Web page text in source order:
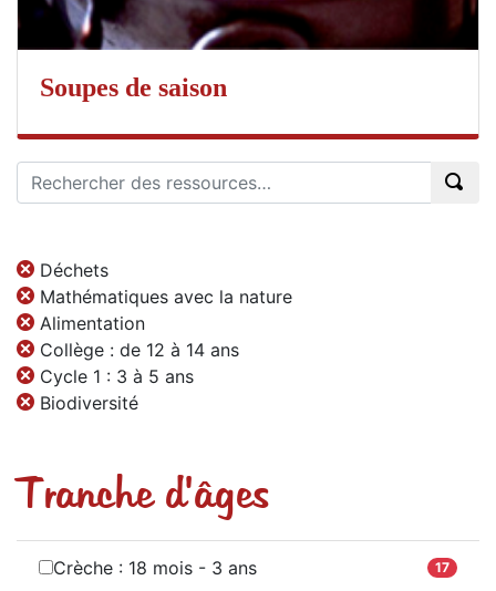
Soupes de saison
Déchets
Mathématiques avec la nature
Alimentation
Collège : de 12 à 14 ans
Cycle 1 : 3 à 5 ans
Biodiversité
Tranche d'âges
Crèche : 18 mois - 3 ans 17